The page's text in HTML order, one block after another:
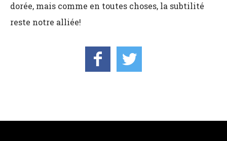
dorée, mais comme en toutes choses, la subtilité
reste notre alliée!